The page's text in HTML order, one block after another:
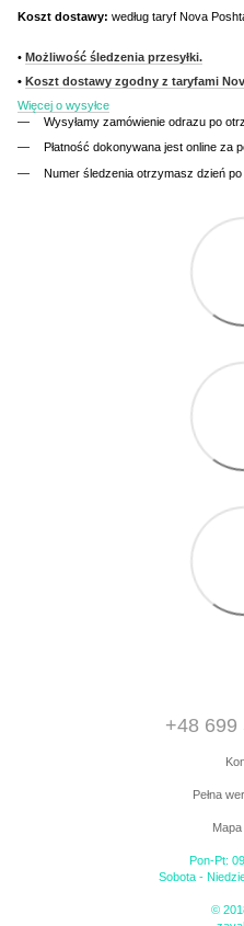
Koszt dostawy: według taryf Nova
• Możliwość śledzenia przesyłki.
• Koszt dostawy zgodny z taryfami
Więcej o wysyłce
Wysyłamy zamówienie odrazu po
Płatność dokonywana jest online za
Numer śledzenia otrzymasz dzień po
+48 699
Pełna
Pon-Pt:
Sobota -
©